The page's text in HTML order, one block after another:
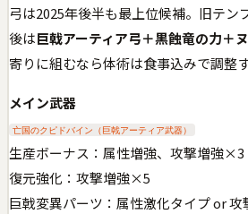
弓は2025年後半も最上位候補。旧テン
後は巨戟アーティア弓＋黒蝕竜の力＋
寄りに組むなら体術は食事込みで調整
メイン武器
亡国のクピドバイン（巨戟アーティア武器）
生産ボーナス：属性増強、攻撃増強×3
復元強化：攻撃増強×5
巨戟変異パーツ：属性激化タイプ or 攻